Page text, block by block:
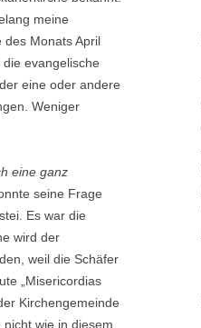
meine
des Monats April
evangelische
eine oder andere
Weniger
eine ganz
seine Frage
Es war die
wird der
weil die Schäfer
„Misericordias
Kirchengemeinde
wie in diesem